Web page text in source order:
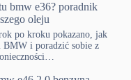
bmw e36? poradnik
oleju
po kroku pokazano, jak
BMW i poradzić sobie z